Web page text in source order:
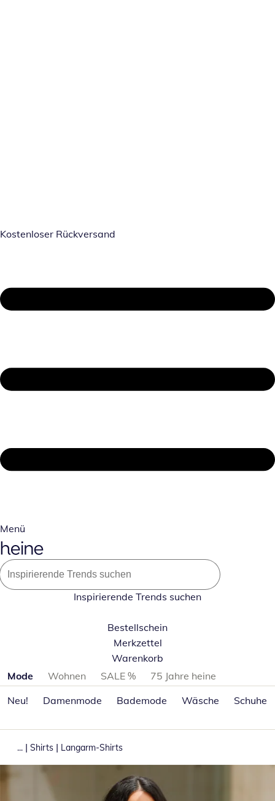
Kostenloser Rückversand
Menü
Inspirierende Trends suchen
Bestellschein
Merkzettel
Warenkorb
Produktkategorien überspringen
Mode Wohnen SALE %
75 Jahre heine
Neu!
Damenmode Bademode Wäsche Schuhe
... | Shirts | Langarm-Shirts